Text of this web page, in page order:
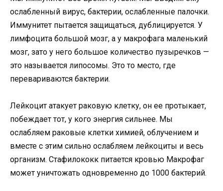
ослабленный вирус, бактерии, ослабленные палочки.
Иммунитет пытается защищаться, дублицируется. У
лимфоцита большой мозг, а у макрофага маленький
мозг, зато у него большое количество пузыречков —
это называется липосомы. Это то место, где
перевариваются бактерии.
Лейкоцит атакует раковую клетку, он ее протыкает,
побеждает тот, у кого энергия сильнее. Мы
ослабляем раковые клетки химией, облучением и
вместе с этим сильно ослабляем лейкоциты и весь
организм. Стафилококк питается кровью Макрофаг
может уничтожать одновременно до 1000 бактерий.